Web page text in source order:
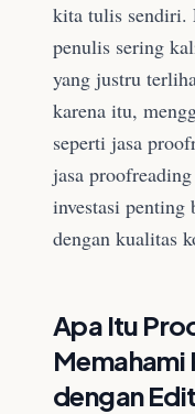
kita tulis sendiri.
penulis sering
yang justru
karena itu,
seperti jasa
jasa
investasi penting
dengan kualitas
Apa Itu
Memahami
dengan